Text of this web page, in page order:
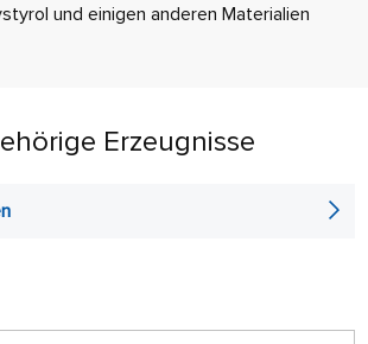
und einigen anderen Materialien
Erzeugnisse
ALPHABETISCH